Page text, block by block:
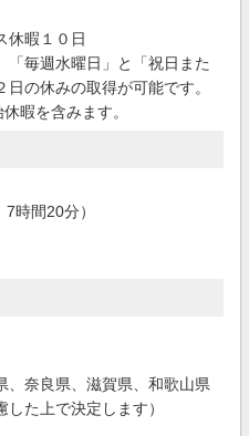
休暇１０日
「毎週水曜日」と「祝日また
の休みの取得が可能です。
暇を含みます。
時間20分）
、奈良県、滋賀県、和歌山県
た上で決定します）